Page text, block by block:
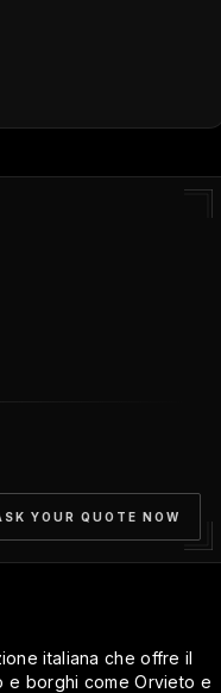
YOUR QUOTE NOW
italiana che offre il
e borghi come Orvieto e